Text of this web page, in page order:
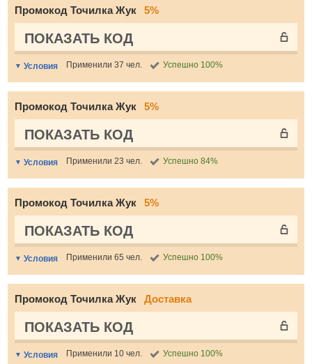
Промокод Точилка Жук 5%
ПОКАЗАТЬ КОД
Условия Применили 37 чел. Успешно 100%
Промокод Точилка Жук 5%
ПОКАЗАТЬ КОД
Условия Применили 23 чел. Успешно 84%
Промокод Точилка Жук 5%
ПОКАЗАТЬ КОД
Условия Применили 65 чел. Успешно 100%
Промокод Точилка Жук Доставка
ПОКАЗАТЬ КОД
Условия Применили 10 чел. Успешно 100%